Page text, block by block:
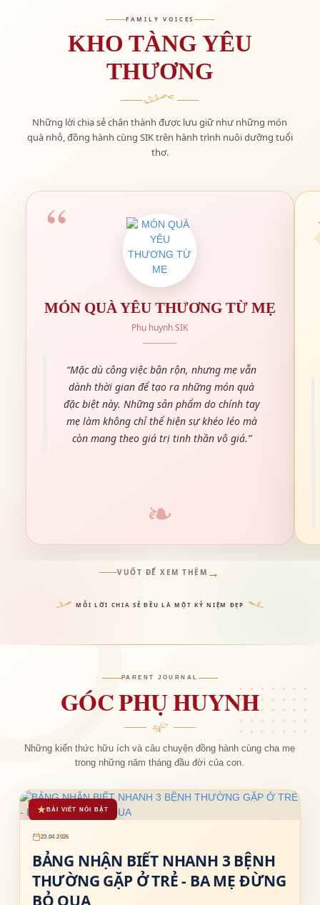
FAMILY VOICES
KHO TÀNG YÊU
THƯƠNG
Những lời chia sẻ chân thành được lưu giữ như những món
quà nhỏ, đồng hành cùng SIK trên hành trình nuôi dưỡng tuổi
thơ.
MÓN QUÀ YÊU THƯƠNG TỪ MẸ
Phụ huynh SIK
“Mặc dù công việc bận rộn, nhưng mẹ vẫn
dành thời gian để tạo ra những món quà
đặc biệt này. Những sản phẩm do chính tay
mẹ làm không chỉ thể hiện sự khéo léo mà
còn mang theo giá trị tinh thần vô giá.”
VUỐT ĐỂ XEM THÊM →
MỖI LỜI CHIA SẺ ĐỀU LÀ MỘT KỶ NIỆM ĐẸP
PARENT JOURNAL
GÓC PHỤ HUYNH
Những kiến thức hữu ích và câu chuyện đồng hành cùng cha mẹ
trong những năm tháng đầu đời của con.
★BÀI VIẾT NỔI BẬT
23.04.2026
BẢNG NHẬN BIẾT NHANH 3 BỆNH
THƯỜNG GẶP Ở TRẺ - BA MẸ ĐỪNG
BỎ QUA